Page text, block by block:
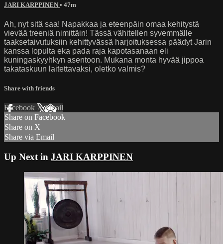
JARI KARPPINEN • 47m
Ah, nyt sitä saa! Napakkaa ja eteenpäin omaa kehitystä
vievää treeniä nimittäin! Tässä vähitellen syvemmälle
taaksetaivutuksiin kehittyvässä harjoituksessa päädyt Jarin
kanssa lopulta eka pada raja kapotasanaan eli
kuningaskyyhkyn asentoon. Mukana monta hyvää jippoa
takataskuun laitettavaksi, oletko valmis?
Share with friends
Facebook XEmail
Share on Facebook
Share on X
Share via Email
Up Next in JARI KARPPINEN